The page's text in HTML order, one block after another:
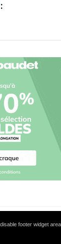
:
footer widget